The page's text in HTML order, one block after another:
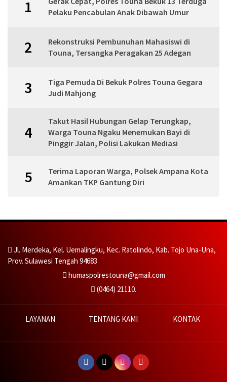
1
Pelaku Pencabulan Anak Dibawah Umur
2
Rekonstruksi Pembunuhan Mahasiswi di
Touna, Tersangka Peragakan 25 Adegan
3
Tiga Pemuda Di Bekuk Polres Touna Gegara
Judi Mahjong
4
Takut Hasil Hubungan Gelap Terungkap,
Warga Touna Ngaku Menemukan Bayi di
Pinggir Jalan, Polisi Lakukan Mediasi
5
Terima Laporan Warga, Polsek Ampana Kota
Amankan TKP Gantung Diri
Jl. Merdeka, Kel. Uemalingku, Kec. Ratolindo, Kab. Tojo Una-Una,
Prov. Sulawesi Tengah 94683
humaspolrestouna@gmail.com
(0464) 21110.
LAYANAN TENTANG KAMI KONTAK